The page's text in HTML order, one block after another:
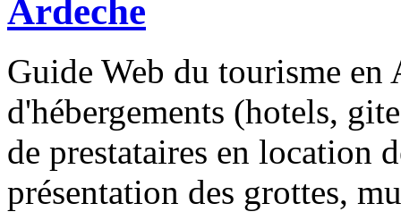
Ardeche
Guide Web du tourisme en
d'hébergements (hotels,
de prestataires en location
présentation des grottes,